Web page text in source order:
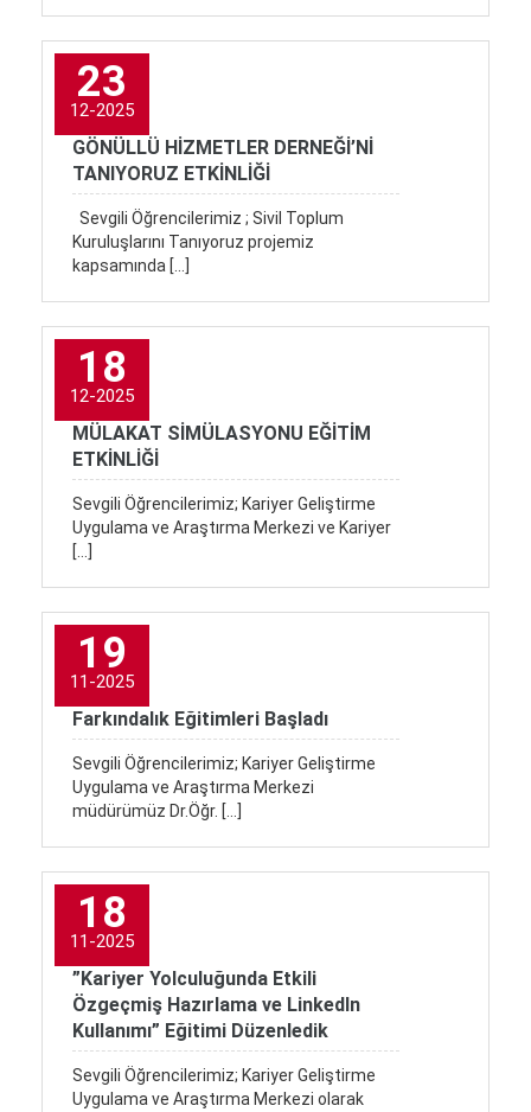
23
12-2025
GÖNÜLLÜ HİZMETLER DERNEĞİ’Nİ
TANIYORUZ ETKİNLİĞİ
Sevgili Öğrencilerimiz ; Sivil Toplum
Kuruluşlarını Tanıyoruz projemiz
kapsamında […]
18
12-2025
MÜLAKAT SİMÜLASYONU EĞİTİM
ETKİNLİĞİ
Sevgili Öğrencilerimiz; Kariyer Geliştirme
Uygulama ve Araştırma Merkezi ve Kariyer
[…]
19
11-2025
Farkındalık Eğitimleri Başladı
Sevgili Öğrencilerimiz; Kariyer Geliştirme
Uygulama ve Araştırma Merkezi
müdürümüz Dr.Öğr. […]
18
11-2025
”Kariyer Yolculuğunda Etkili
Özgeçmiş Hazırlama ve LinkedIn
Kullanımı” Eğitimi Düzenledik
Sevgili Öğrencilerimiz; Kariyer Geliştirme
Uygulama ve Araştırma Merkezi olarak